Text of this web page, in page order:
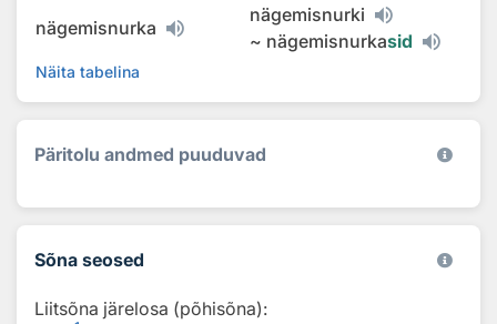
nägemisnurka
nägemisnurki
~ nägemisnurkasid
Näita tabelina
Päritolu andmed puuduvad
Sõna seosed
Liitsõna järelosa (põhisõna):